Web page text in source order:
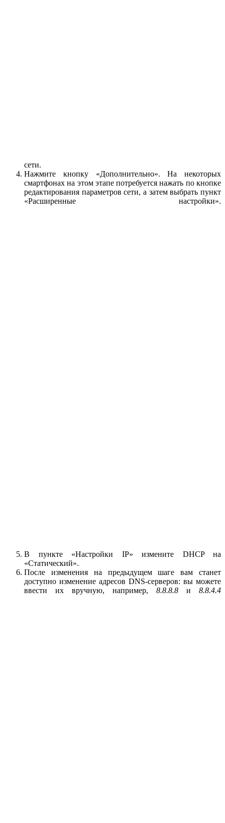
сети.
Нажмите кнопку «Дополнительно». На некоторых
смартфонах на этом этапе потребуется нажать по кнопке
редактирования параметров сети, а затем выбрать пункт
«Расширенные настройки».
В пункте «Настройки IP» измените DHCP на
«Статический».
После изменения на предыдущем шаге вам станет
доступно изменение адресов DNS-серверов: вы можете
ввести их вручную, например, 8.8.8.8 и 8.8.4.4